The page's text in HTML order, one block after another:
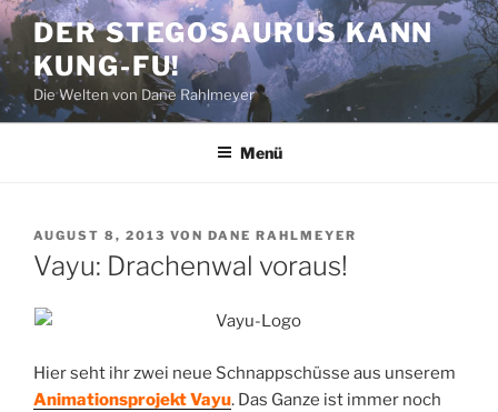
Zum
Inhalt
springen
DER STEGOSAURUS KANN
KUNG-FU!
Die Welten von Dane Rahlmeyer
Menü
VERÖFFENTLICHT
AM
AUGUST 8, 2013 VON DANE RAHLMEYER
Vayu: Drachenwal voraus!
Hier seht ihr zwei neue Schnappschüsse aus unserem
Animationsprojekt Vayu. Das Ganze ist immer noch